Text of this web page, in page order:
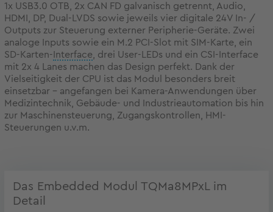
1x USB3.0 OTB, 2x CAN FD galvanisch getrennt, Audio,
HDMI, DP, Dual-LVDS sowie jeweils vier digitale 24V In- /
Outputs zur Steuerung externer Peripherie-Geräte. Zwei
analoge Inputs sowie ein M.2 PCI-Slot mit SIM-Karte, ein
SD-Karten- Interface, drei User-LEDs und ein CSI-Interface
mit 2x 4 Lanes machen das Design perfekt. Dank der
Vielseitigkeit der CPU ist das Modul besonders breit
einsetzbar – angefangen bei Kamera-Anwendungen über
Medizintechnik, Gebäude- und Industrieautomation bis hin
zur Maschinensteuerung, Zugangskontrollen, HMI-
Steuerungen u.v.m.
Das Embedded Modul TQMa8MPxL im
Detail